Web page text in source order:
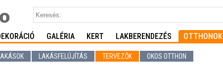
GALÉRIA KERT LAKBERENDEZÉS OTTHONOK
LAKÁSFELÚJÍTÁS TERVEZŐK OKOS OTTHON